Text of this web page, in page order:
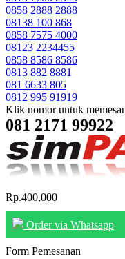
0858 2888 2888
08138 100 868
0858 7575 4000
08123 2234455
0858 8586 8586
0813 882 8881
081 6633 805
0812 995 91919
Klik nomor untuk
081 2171 99922
Rp.400,000
Order via Whatsapp
Form Pemesanan